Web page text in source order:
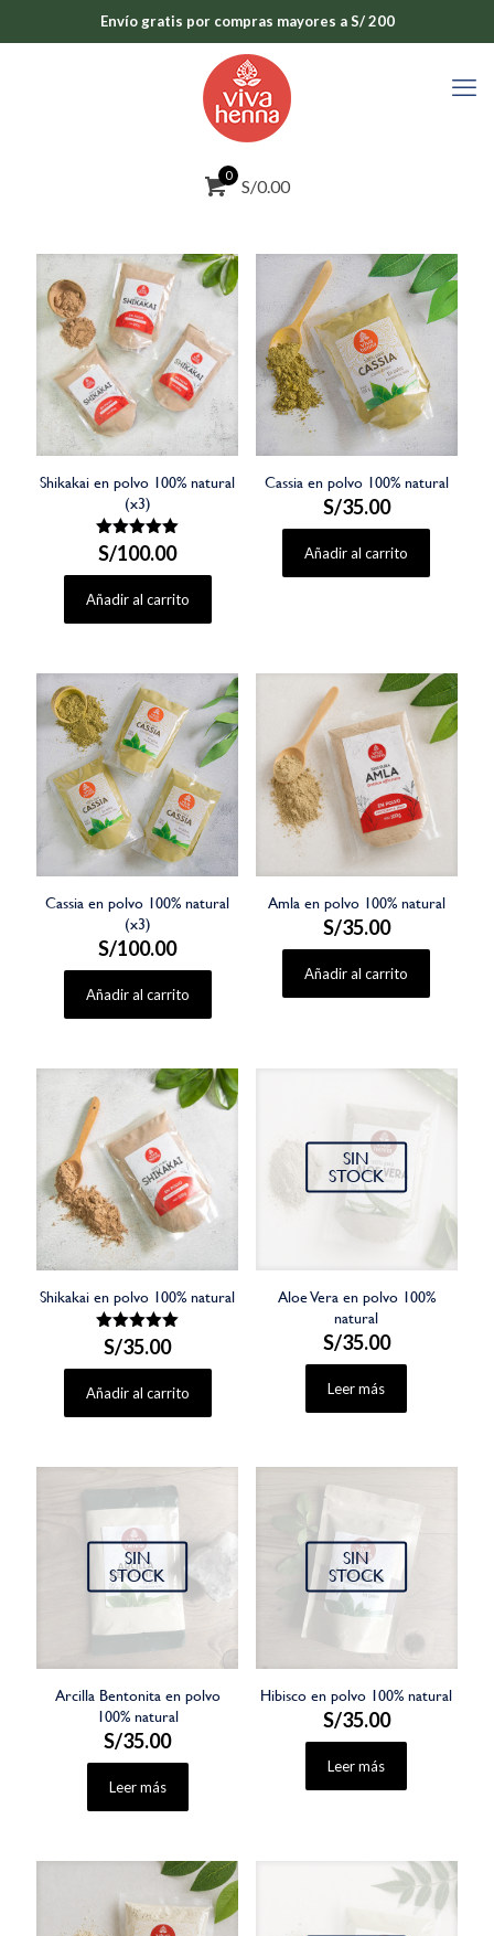
Envío gratis por compras mayores a S/ 200
0
S/0.00
Shikakai en polvo 100% natural
(x3)
Valorado
con
5.00
de 5
S/100.00
Añadir al carrito
Cassia en polvo 100% natural
S/35.00
Añadir al carrito
Cassia en polvo 100% natural
(x3)
S/100.00
Añadir al carrito
Amla en polvo 100% natural
S/35.00
Añadir al carrito
Shikakai en polvo 100% natural
Valorado
con
5.00
de 5
S/35.00
Añadir al carrito
SIN
STOCK
Aloe Vera en polvo 100%
natural
S/35.00
Leer más
SIN
STOCK
Arcilla Bentonita en polvo
100% natural
S/35.00
Leer más
SIN
STOCK
Hibisco en polvo 100% natural
S/35.00
Leer más